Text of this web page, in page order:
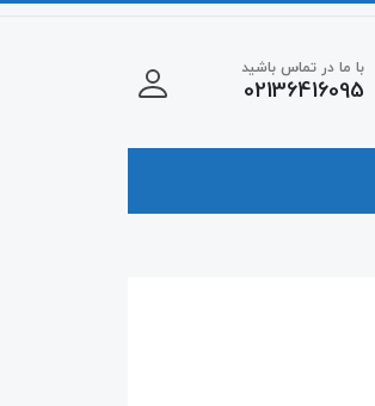
با ما در تماس باشید
02136416095